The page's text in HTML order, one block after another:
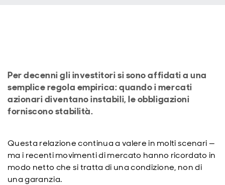
Per decenni gli investitori si sono affidati a una
semplice regola empirica: quando i mercati
azionari diventano instabili, le obbligazioni
forniscono stabilità.
Questa relazione continua a valere in molti scenari —
ma i recenti movimenti di mercato hanno ricordato in
modo netto che si tratta di una condizione, non di
una garanzia.